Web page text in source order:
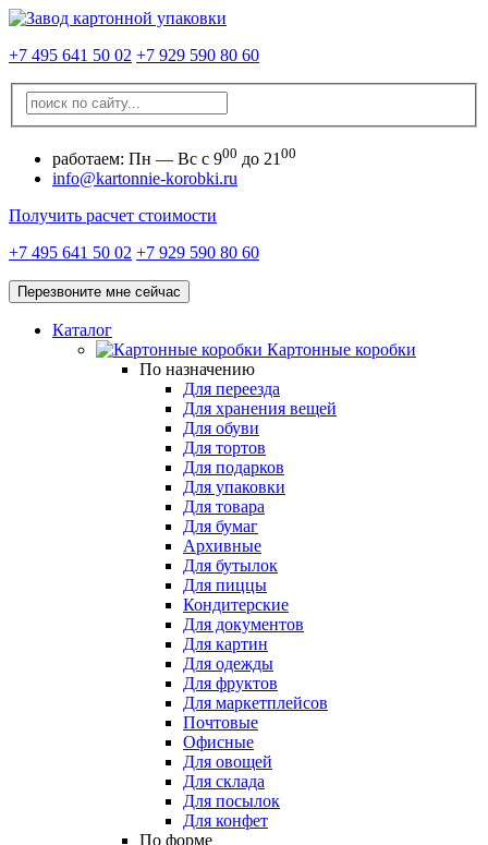
+7 495 641 50 02 +7 929 590 80 60
работаем: Пн — Вс с 900 до 21 00
info@kartonnie-korobki.ru
Получить расчет стоимости
+7 495 641 50 02 +7 929 590 80 60
Перезвоните мне сейчас
Каталог
Картонные коробки
По назначению
Для переезда
Для хранения вещей
Для обуви
Для тортов
Для подарков
Для упаковки
Для товара
Для бумаг
Архивные
Для бутылок
Для пиццы
Кондитерские
Для документов
Для картин
Для одежды
Для фруктов
Для маркетплейсов
Почтовые
Офисные
Для овощей
Для склада
Для посылок
Для конфет
По форме